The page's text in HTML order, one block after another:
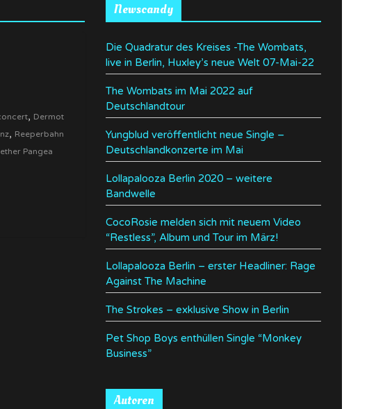
, Dermot
, Reeperbahn
Pangea
Newscandy
Die Quadratur des Kreises -The Wombats,
live in Berlin, Huxley’s neue Welt 07-Mai-22
The Wombats im Mai 2022 auf
Deutschlandtour
Yungblud veröffentlicht neue Single –
Deutschlandkonzerte im Mai
Lollapalooza Berlin 2020 – weitere
Bandwelle
CocoRosie melden sich mit neuem Video
“Restless”, Album und Tour im März!
Lollapalooza Berlin – erster Headliner: Rage
Against The Machine
The Strokes – exklusive Show in Berlin
Pet Shop Boys enthüllen Single “Monkey
Business”
Autoren